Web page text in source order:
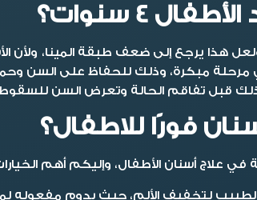
4 سنوات؟
ولعل هذا يرجع إلى ضعف طبقة
مبكرة، وذلك للحفاظ على السن
قبل تفاقم الحالة وتعرض السن للسقوط
فورًا للاطفال؟
في علاج أسنان الأطفال، وإليكم أهم
يدوم مفعوله لما يزيد عن 6 ساعات، ومن مميزاته القضاء على